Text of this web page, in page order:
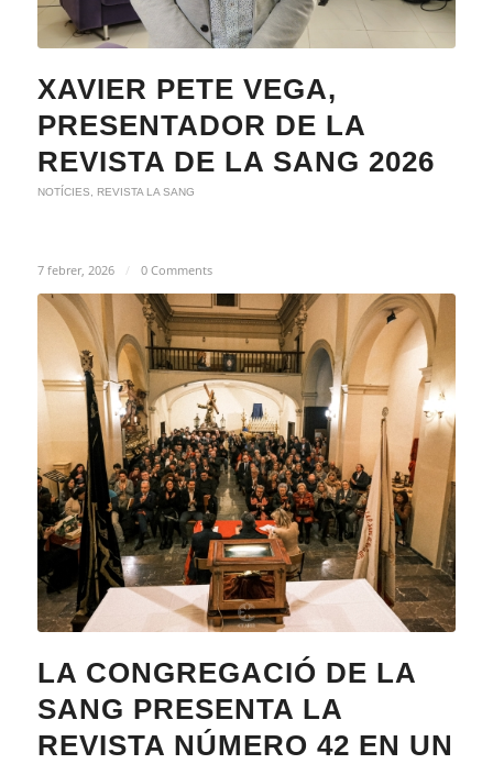
XAVIER PETE VEGA,
PRESENTADOR DE LA
REVISTA DE LA SANG 2026
NOTÍCIES, REVISTA LA SANG
7 febrer, 2026 / 0 Comments
LA CONGREGACIÓ DE LA
SANG PRESENTA LA
REVISTA NÚMERO 42 EN UN